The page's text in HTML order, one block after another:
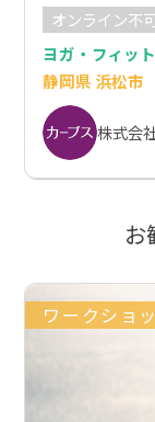
オンライン不
ヨガ・フィッ
静岡県 浜松市
株式会
お
ワークショ